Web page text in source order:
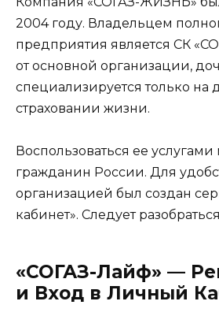
2004 году. Владельцем
предприятия является СК
от основной организации,
специализируется только на
страховании жизни.
Воспользоваться ее
гражданин России. Для
организацией был создан
кабинет». Следует
«СОГАЗ-Лайф» —
и Вход в Личный